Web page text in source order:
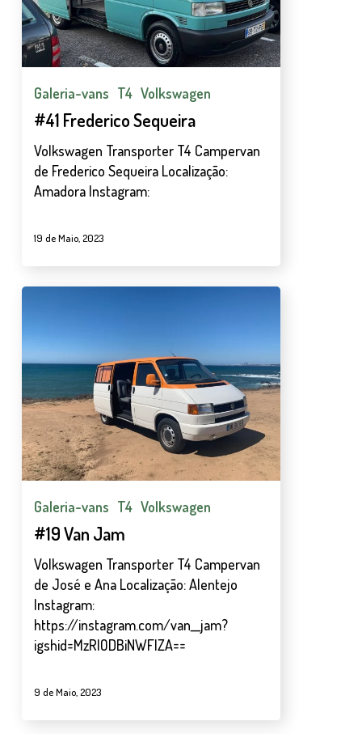
Galeria-vans T4 Volkswagen
#41 Frederico Sequeira
Volkswagen Transporter T4 Campervan
de Frederico Sequeira Localização:
Amadora Instagram:
19 de Maio, 2023
#19
Jam
Galeria-vans T4 Volkswagen
#19 Van Jam
Volkswagen Transporter T4 Campervan
de José e Ana Localização: Alentejo
Instagram:
https://instagram.com/van__jam?
igshid=MzRlODBiNWFlZA==
9 de Maio, 2023